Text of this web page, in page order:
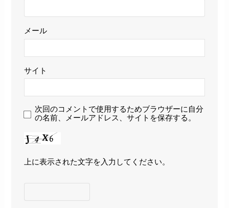
メール
サイト
次回のコメントで使用するためブラウザーに自分
の名前、メールアドレス、サイトを保存する。
上に表示された文字を入力してください。